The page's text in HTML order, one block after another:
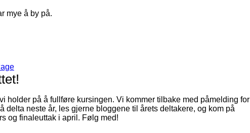
mye å by på.
holder på å fullføre kursingen. Vi kommer tilbake med påmelding for
delta neste år, les gjerne bloggene til årets deltakere, og kom på
og finaleuttak i april. Følg med!